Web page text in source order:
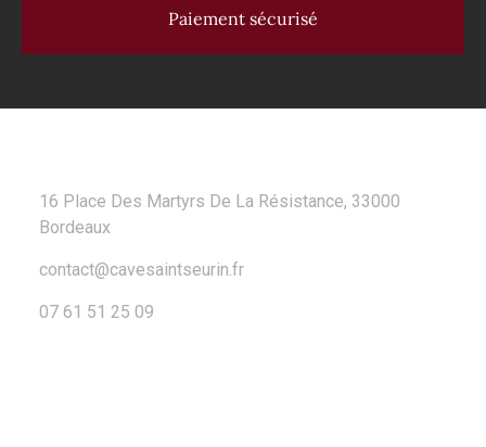
Paiement sécurisé
16 Place Des Martyrs De La Résistance, 33000
Bordeaux
contact@cavesaintseurin.fr
07 61 51 25 09